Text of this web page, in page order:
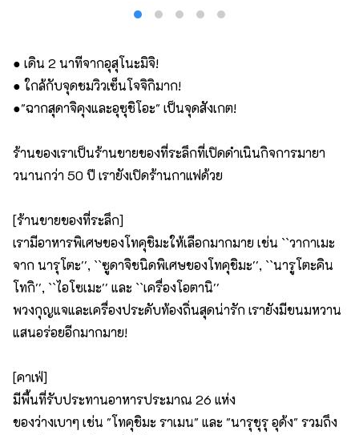
● เดิน 2 นาทีจากอุสุโนะมิจิ!
● ใกล้กับจุดชมวิวเซ็นโจจิกิมาก!
●"ฉากสุดาจิคุงและอุซุชิโอะ" เป็นจุดสังเกต!
ร้านของเราเป็นร้านขายของที่ระลึกที่เปิดดำเนินกิจการมายา
วนานกว่า 50 ปี เรายังเปิดร้านกาแฟด้วย
[ร้านขายของที่ระลึก]
เรามีอาหารพิเศษของโทคุชิมะให้เลือกมากมาย เช่น ``วากาเมะ
จาก นารุโตะ'', ``ซูดาจิชนิดพิเศษของโทคุชิมะ'', ``นารูโตะคิน
โทกิ'', ``ไอโซเมะ'' และ ``เครื่องโอตานิ''
พวงกุญแจและเครื่องประดับท้องถิ่นสุดน่ารัก เรายังมีขนมหวาน
แสนอร่อยอีกมากมาย!
[คาเฟ่]
มีพื้นที่รับประทานอาหารประมาณ 26 แห่ง
ของว่างเบาๆ เช่น "โทคุชิมะ ราเมน" และ "นารุชุรุ อุด้ง" รวมถึง